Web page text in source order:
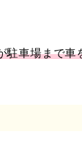
駐車場まで車